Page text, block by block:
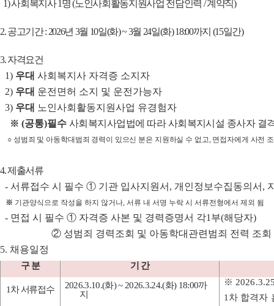
1)사회복지사1명(노인사회활동지원사업 전담인력 /계약직)
2.공고기간: 2026년 3월 10일(화) ~ 3월 24일(화) 18:00까지 (15일간)
3.자격요건
1) 우대 사회복지사 자격증 소지자
2) 우대 운전면허 소지 및 운전가능자
3) 우대 노인사회활동지원사업 유경험자
※ (공통)필수 사회복지사업법에 따라 사회복지시설 종사자 결
○ 성범죄 및 아동학대범죄 경력이 있으신 분은 지원하실 수 없고, 면접자에게 사전
4.제출서류
- 서류접수 시 필수 ① 기관 입사지원서 , 개인정보수집동의서 ,
※ 기관양식으로 작성을 하지 않거나, 서류 내 서명 누락 시 서류전형에서 제외 됨
- 면접 시 필수 ① 자격증 사본 및 경력증명서 각1부(해당자)
② 성범죄 경력조회 및 아동학대관련범죄 전력 조
5. 채용일정
구 분 기 간
1차 서류접수 2026.3.10.(화) ~ 2026.3.24.(화) 18:00까
지
※
1차 합격자